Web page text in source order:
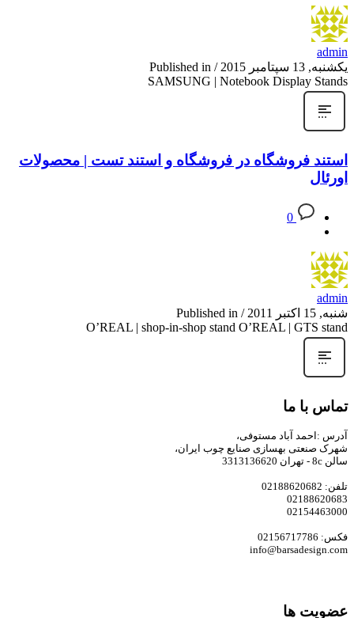
admin
یکشنبه, 13 سپتامبر 2015
/
Published in
SAMSUNG | Notebook Display Stands
استند فروشگاه در فروشگاه و استند تست | محصولات
اورئال
0
admin
شنبه, 15 اکتبر 2011
/
Published in
O’REAL | shop-in-shop stand O’REAL | GTS stand
تماس با ما
آدرس :احمد آباد مستوفی،
شهرک صنعتی بهسازی صنایع چوب ایران،
سالن 8c - تهران 3313136620
تلفن: 02188620682
02188620683
02154463000
فکس: 02156717786
info@barsadesign.com
عضویت ها